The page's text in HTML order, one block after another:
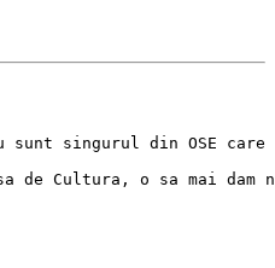
singurul din OSE care
de Cultura, o sa